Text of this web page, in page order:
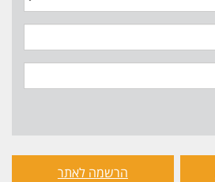
הרשמה לאתר